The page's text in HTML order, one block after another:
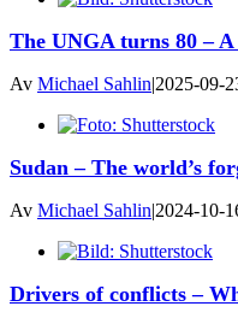
The UNGA turns 80 –
Av Michael Sahlin|2025-09-
Sudan – The world’s
Av Michael Sahlin|2024-10-
Drivers of conflicts –